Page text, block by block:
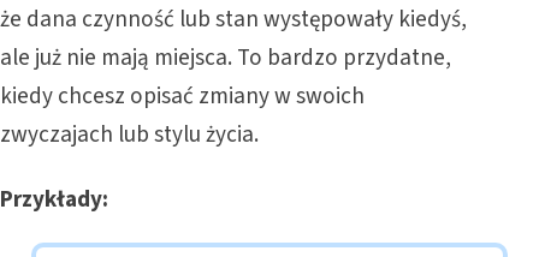
że dana czynność lub stan występowały kiedyś,
ale już nie mają miejsca. To bardzo przydatne,
kiedy chcesz opisać zmiany w swoich
zwyczajach lub stylu życia.
Przykłady: